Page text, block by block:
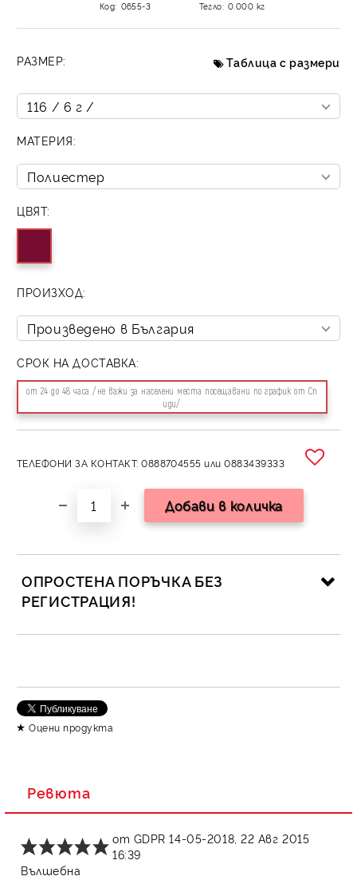
Код: 0655-3 Тегло: 0.000 кг
РАЗМЕР: Таблица с размери
МАТЕРИЯ:
ЦВЯТ:
ПРОИЗХОД:
СРОК НА ДОСТАВКА:
от 24 до 48 часа /не важи за населени места посещавани по график от Сп
иди/
ТЕЛЕФОНИ ЗА КОНТАКТ: 0888704555 или 0883439333
ОПРОСТЕНА ПОРЪЧКА БЕЗ
РЕГИСТРАЦИЯ!
Съгласен съм с
Оцени продукта
Ревюта
от GDPR 14-05-2018 ,22 Авг 2015
16:39
Вълшебна